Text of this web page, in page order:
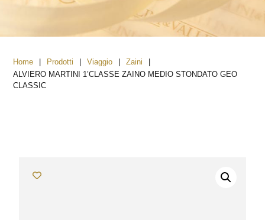
Home | Prodotti | Viaggio | Zaini
|
ALVIERO MARTINI 1’CLASSE ZAINO MEDIO STONDATO GEO
CLASSIC